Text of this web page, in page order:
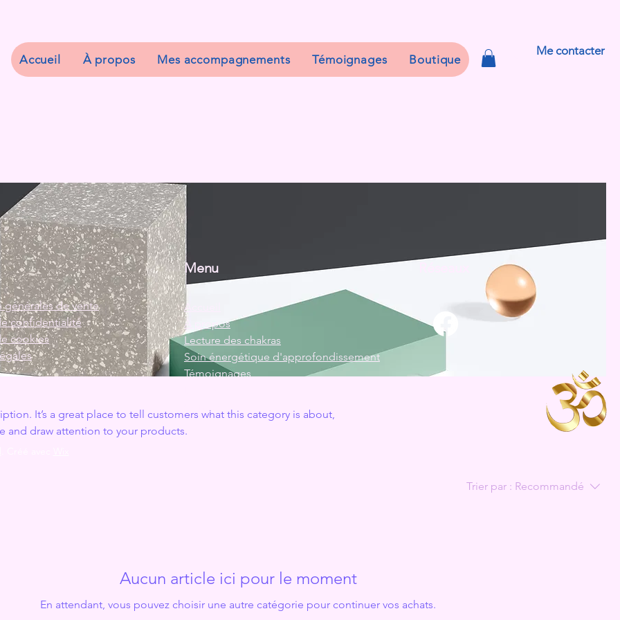
Accueil À propos Mes accompagnements Témoignages Boutique
Me contacter
It’s a great place to tell customers what this category is about,
and draw attention to your products.
Trier par : Recommandé
Aucun article ici pour le moment
En attendant, vous pouvez choisir une autre catégorie pour continuer vos achats.
générales de vente
confidentialité
cookies
Menu
Accueil
À propos
Lecture des chakras
Soin énergétique d'approfondissement
Témoignages